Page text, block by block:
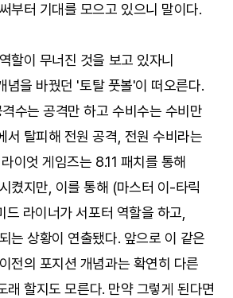
부터 기대를 모으고 있으니 말이다.
할이 무너진 것을 보고 있자니
을 바꿨던 '토탈 풋볼'이 떠오른다.
수는 공격만 하고 수비수는 수비만
서 탈피해 전원 공격, 전원 수비라는
이엇 게임즈는 8.11 패치를 통해
켰지만, 이를 통해 (마스터 이-타릭
라이너가 서포터 역할을 하고,
는 상황이 연출됐다. 앞으로 이 같은
전의 포지션 개념과는 확연히 다른
래 할지도 모른다. 만약 그렇게 된다면